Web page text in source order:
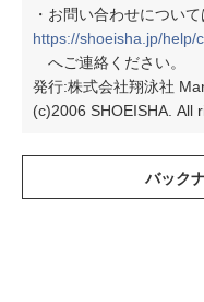
・お問い合わせについて
https://shoeisha.jp/help/
へご連絡ください。
発行:株式会社翔泳社
(c)2006 SHOEISHA. All